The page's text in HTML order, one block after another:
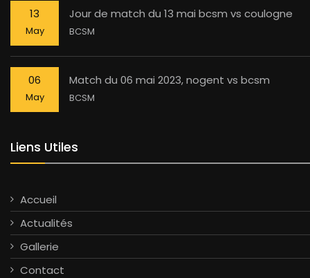
13
May
Jour de match du 13 mai bcsm vs coulogne
BCSM
06
May
Match du 06 mai 2023, nogent vs bcsm
BCSM
Liens Utiles
Accueil
Actualités
Gallerie
Contact